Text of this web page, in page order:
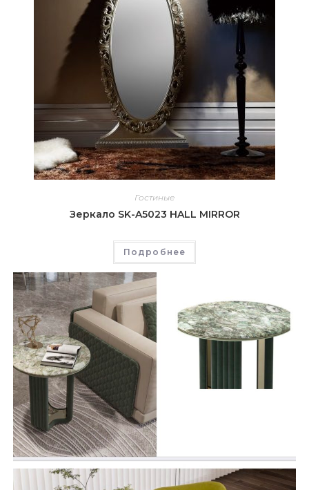
Гостиные
Зеркало SK-A5023 HALL MIRROR
Подробнее